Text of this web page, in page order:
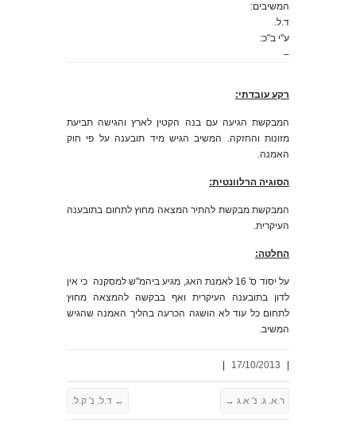
המשיבים:
ד.ל.
ע"י ב"כ:
–
רקע עובדתי:
המבקשת הגיעה עם בנה הקטין לארץ והגישה תביעת
מזונות והחזקה. המשיב הגיש מיד תובענה על פי חוק
האמנה.
הסוגיה הרלוונטית:
המבקשת מבקשת להתיר המצאה מחוץ לתחום בתובענה
העיקרית.
החלטה:
על יסוד ס' 16 לאמנת האג, מגיע ביהמ"ש למסקנה כי אין
לדון בתובענה העיקרית ואף בבקשה להמצאה מחוץ
לתחום כל עוד לא הושגה הכרעה בהליך האמנה שהגיש
המשיב.
17/10/2013
← ד.ל. נ' ק.ל. ר.א. ג. נ' א.ג →